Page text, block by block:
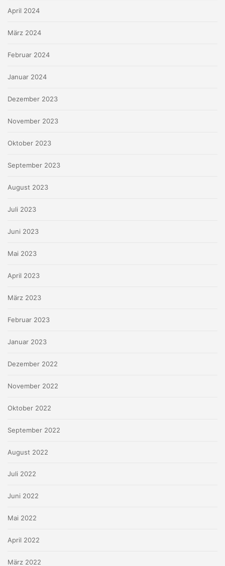
April 2024
März 2024
Februar 2024
Januar 2024
Dezember 2023
November 2023
Oktober 2023
September 2023
August 2023
Juli 2023
Juni 2023
Mai 2023
April 2023
März 2023
Februar 2023
Januar 2023
Dezember 2022
November 2022
Oktober 2022
September 2022
August 2022
Juli 2022
Juni 2022
Mai 2022
April 2022
März 2022